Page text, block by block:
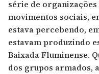
série de
movimentos sociais,
estava percebendo,
estavam produzindo
Baixada Fluminense.
dos grupos armados,